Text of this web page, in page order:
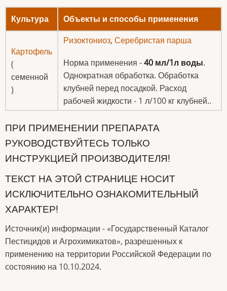
Культура Объекты и способы применения
Картофель
(
семенной
)
Ризоктониоз, Серебристая парша
Норма применения -40 мл/1л воды.
Однократная обработка. Обработка
клубней перед посадкой. Расход
рабочей жидкости - 1 л/100 кг клубней..
ПРИ ПРИМЕНЕНИИ ПРЕПАРАТА
РУКОВОДСТВУЙТЕСЬ ТОЛЬКО
ИНСТРУКЦИЕЙ ПРОИЗВОДИТЕЛЯ!
ТЕКСТ НА ЭТОЙ СТРАНИЦЕ НОСИТ
ИСКЛЮЧИТЕЛЬНО ОЗНАКОМИТЕЛЬНЫЙ
ХАРАКТЕР!
Источник(и) информации - «Государственный Каталог
Пестицидов и Агрохимикатов», разрешенных к
применению на территории Российской Федерации по
состоянию на 10.10.2024.